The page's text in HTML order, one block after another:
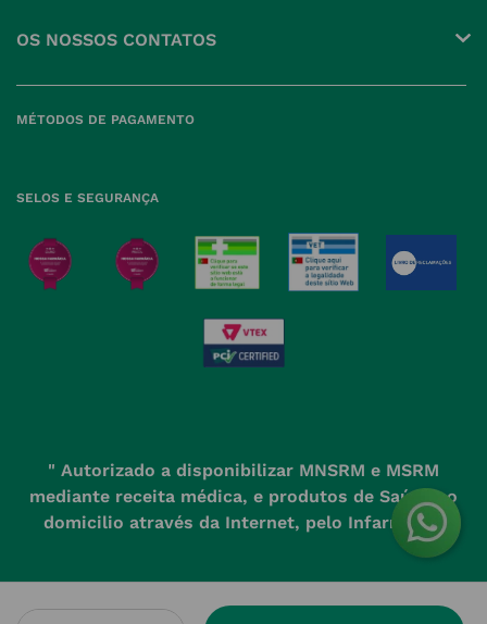
OS NOSSOS CONTATOS
MÉTODOS DE PAGAMENTO
SELOS E SEGURANÇA
" Autorizado a disponibilizar MNSRM e MSRM
mediante receita médica, e produtos de Saúde ao
domicilio através da Internet, pelo Infarmed. "